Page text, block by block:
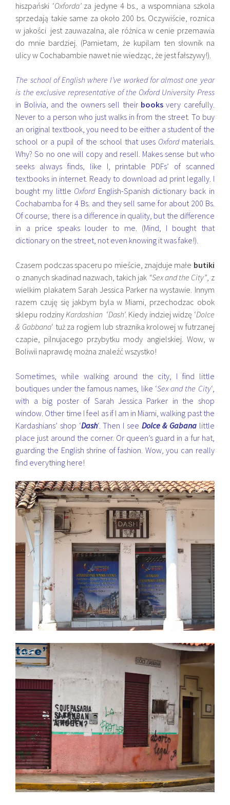
hiszpański ‘Oxforda’za jedyne 4 bs., a wspomniana szkola
sprzedają takie same za około 200 bs. Oczywiście, roznica
w jakości jest zauwazalna, ale różnica w cenie przemawia
do mnie bardziej. (Pamietam, że kupilam ten słownik na
ulicy w Cochabambie nawet nie wiedząc, że jest fałszywy!).
The school of English where I’ve worked for almost one year
is the exclusive representative of the Oxford University Press
in Bolivia, and the owners sell their booksvery carefully.
Never to a person who just walks in from the street. To buy
an original textbook, you need to be either a student of the
school or a pupil of the school that uses Oxfordmaterials.
Why? So no one will copy and resell. Makes sense but who
seeks always finds, like I, printable PDFs’ of scanned
textbooks in internet. Ready to download ad print legally. I
bought my little OxfordEnglish-Spanish dictionary back in
Cochabamba for 4 Bs. and they sell same for about 200 Bs.
Of course, there is a difference in quality, but the difference
in a price speaks louder to me. (Mind, I bought that
dictionary on the street, not even knowing it was fake!).
Czasem podczas spaceru po mieście, znajduje małe butiki
o znanych skadinad nazwach, takich jak “Sex and the City”, z
wielkim plakatem Sarah Jessica Parker na wystawie. Innym
razem czuję się jakbym byla w Miami, przechodzac obok
sklepu rodzinyKardashian ‘Dash’. Kiedy indziej widzę ‘Dolce
& Gabbana‘ tuż za rogiem lub straznika krolowej w futrzanej
czapie, pilnujacego przybytku mody angielskiej. Wow, w
Boliwii naprawdę można znaleźć wszystko!
Sometimes, while walking around the city, I find little
boutiques under the famous names, like ‘Sex and the City‘,
with a big poster of Sarah Jessica Parker in the shop
window. Other time I feel as if I am in Miami, walking past the
Kardashians’ shop ‘Dash‘. Then I see Dolce & Gabanalittle
place just around the corner. Or queen’s guard in a fur hat,
guarding the English shrine of fashion. Wow, you can really
find everything here!